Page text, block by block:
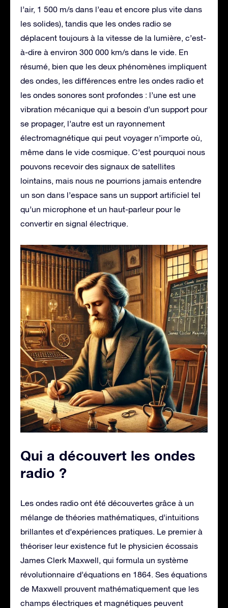
l’air, 1 500 m/s dans l’eau et encore plus vite dans
les solides), tandis que les ondes radio se
déplacent toujours à la vitesse de la lumière, c’est-
à-dire à environ 300 000 km/s dans le vide. En
résumé, bien que les deux phénomènes impliquent
des ondes, les différences entre les ondes radio et
les ondes sonores sont profondes : l’une est une
vibration mécanique qui a besoin d’un support pour
se propager, l’autre est un rayonnement
électromagnétique qui peut voyager n’importe où,
même dans le vide cosmique. C’est pourquoi nous
pouvons recevoir des signaux de satellites
lointains, mais nous ne pourrions jamais entendre
un son dans l’espace sans un support artificiel tel
qu’un microphone et un haut-parleur pour le
convertir en signal électrique.
Qui a découvert les ondes
radio ?
Les ondes radio ont été découvertes grâce à un
mélange de théories mathématiques, d’intuitions
brillantes et d’expériences pratiques. Le premier à
théoriser leur existence fut le physicien écossais
James Clerk Maxwell, qui formula un système
révolutionnaire d’équations en 1864. Ses équations
de Maxwell prouvent mathématiquement que les
champs électriques et magnétiques peuvent